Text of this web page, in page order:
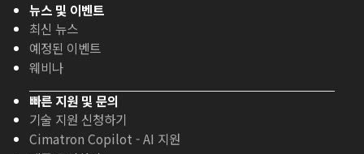
뉴스 및 이벤트
최신 뉴스
예정된 이벤트
웨비나
빠른 지원 및 문의
기술 지원 신청하기
Cimatron Copilot - AI 지원